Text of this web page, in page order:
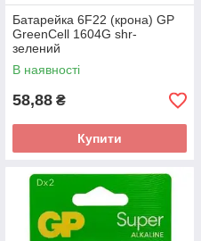
Батарейка 6F22 (крона) GP
GreenCell 1604G shr-
зелений
В наявності
58,88 ₴
Купити